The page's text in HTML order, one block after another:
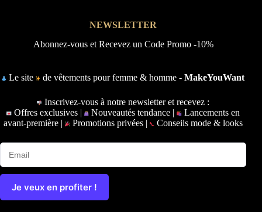
NEWSLETTER
Abonnez-vous et Recevez un Code Promo -10%
Le site de vêtements pour femme & homme -MakeYouWant
Inscrivez-vous à notre newsletter et recevez :
Offres exclusives |
Nouveautés tendance |
Lancements en
avant-première | Promotions privées | Conseils mode & looks
Je veux en profiter !